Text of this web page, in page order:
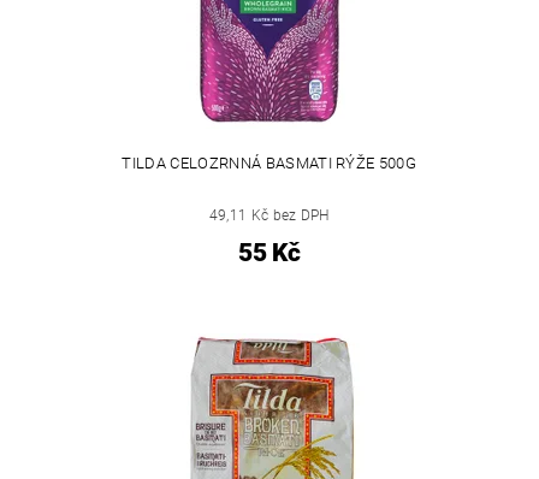
TILDA CELOZRNNÁ BASMATI RÝŽE 500G
49,11 Kč bez DPH
55 Kč